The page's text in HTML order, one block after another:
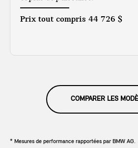
Prix tout compris 44 726 $
COMPARER LES
* Mesures de performance rapportées par BMW AG.